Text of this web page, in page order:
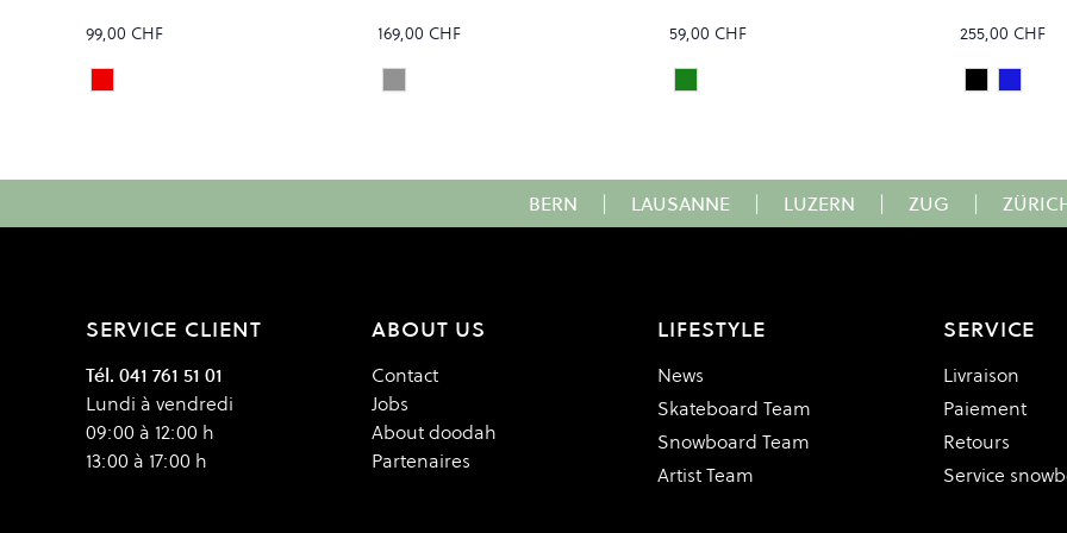
99,00 CHF
Colour
Dahlia
169,00 CHF
Colour
STONE BALLISTIC
59,00 CHF
Colour
PEACOCK GREEN
255,00 CHF
Colour
BlackNavy
BERN | LAUSANNE | LUZERN | ZUG |
SERVICE CLIENT
Tél. 041 761 51 01
Lundi à vendredi
09:00 à 12:00 h
13:00 à 17:00 h
ABOUT US
Contact
Jobs
About doodah
Partenaires
LIFESTYLE
News
Skateboard Team
Snowboard Team
Artist Team
SERVICE
Livraison
Paiement
Retours
Service